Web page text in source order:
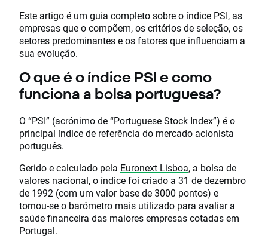
Este artigo é um guia completo sobre o índice PSI, as
empresas que o compõem, os critérios de seleção, os
setores predominantes e os fatores que influenciam a
sua evolução.
O que é o índice PSI e como
funciona a bolsa portuguesa?
O “PSI” (acrónimo de “Portuguese Stock Index”) é o
principal índice de referência do mercado acionista
português.
Gerido e calculado pela Euronext Lisboa, a bolsa de
valores nacional, o índice foi criado a 31 de dezembro
de 1992 (com um valor base de 3000 pontos) e
tornou-se o barómetro mais utilizado para avaliar a
saúde financeira das maiores empresas cotadas em
Portugal.